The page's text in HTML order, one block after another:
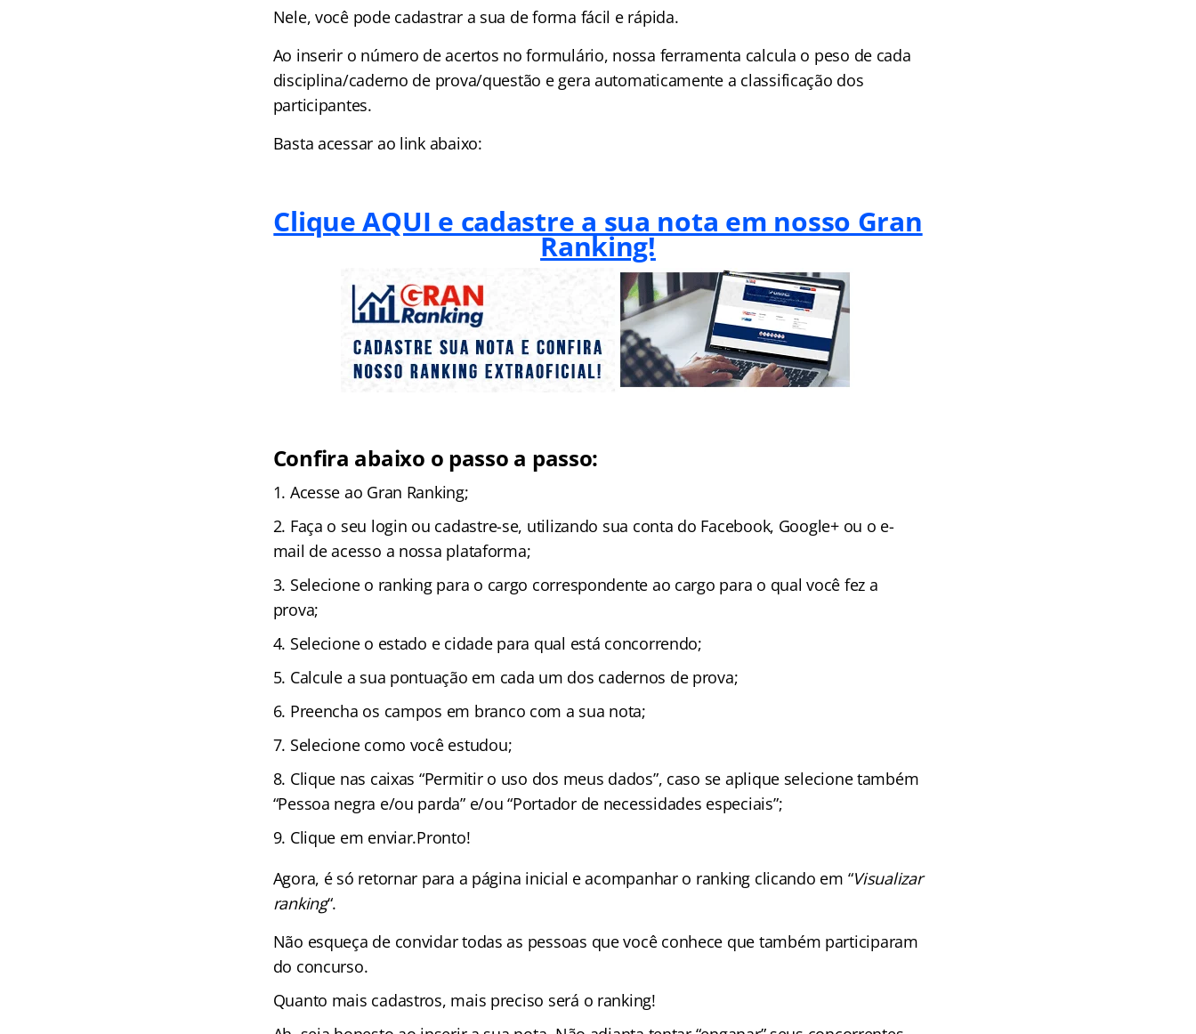
Nele, você pode cadastrar a sua de forma fácil e rápida.
Ao inserir o número de acertos no formulário, nossa ferramenta calcula o peso de cada
disciplina/caderno de prova/questão e gera automaticamente a classificação dos
participantes.
Basta acessar ao link abaixo:
Clique AQUI e cadastre a sua nota em nosso Gran
Ranking!
Confira abaixo o passo a passo:
Acesse ao Gran Ranking;
Faça o seu login ou cadastre-se, utilizando sua conta do Facebook, Google+ ou o e-
mail de acesso a nossa plataforma;
Selecione o ranking para o cargo correspondente ao cargo para o qual você fez a
prova;
Selecione o estado e cidade para qual está concorrendo;
Calcule a sua pontuação em cada um dos cadernos de prova;
Preencha os campos em branco com a sua nota;
Selecione como você estudou;
Clique nas caixas “Permitir o uso dos meus dados”, caso se aplique selecione também
“Pessoa negra e/ou parda” e/ou “Portador de necessidades especiais”;
Clique em enviar.Pronto!
Agora, é só retornar para a página inicial e acompanhar o ranking clicando em “Visualizar
ranking“.
Não esqueça de convidar todas as pessoas que você conhece que também participaram
do concurso.
Quanto mais cadastros, mais preciso será o ranking!